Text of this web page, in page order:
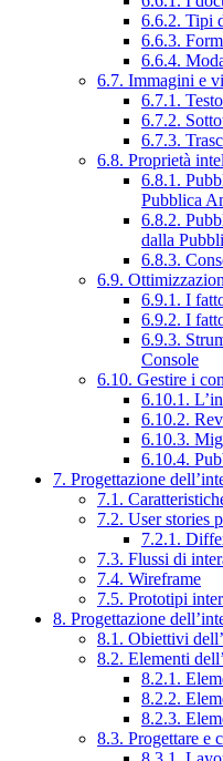
6.6.2. Tipi
6.6.3.
6.6.4.
6.7. Immagini e
6.7.1.
6.7.2.
6.7.3.
6.8. Proprietà
6.8.1.
Pubblica
6.8.2.
dalla
6.8.3.
6.9.
6.9.1. I
6.9.2. I
6.9.3.
Console
6.10. Gestire i
6.10.1.
6.10.2.
6.10.3.
6.10.4.
7. Progettazione
7.1.
7.2. User stories
7.2.1.
7.3. Flussi di
7.4. Wireframe
7.5. Prototipi
8. Progettazione
8.1. Obiettivi
8.2. Elementi
8.2.1.
8.2.2.
8.2.3.
8.3. Progettare e